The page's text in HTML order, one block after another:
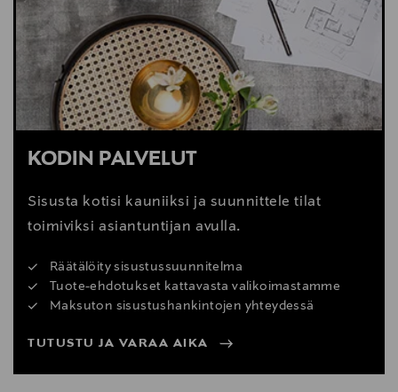
Digitaalinen osoite
info@eeroaarnio.com
KODIN PALVELUT
Sisusta kotisi kauniiksi ja suunnittele tilat
toimiviksi asiantuntijan avulla.
Räätälöity sisustussuunnitelma
Tuote-ehdotukset kattavasta valikoimastamme
Maksuton sisustushankintojen yhteydessä
TUTUSTU JA VARAA AIKA